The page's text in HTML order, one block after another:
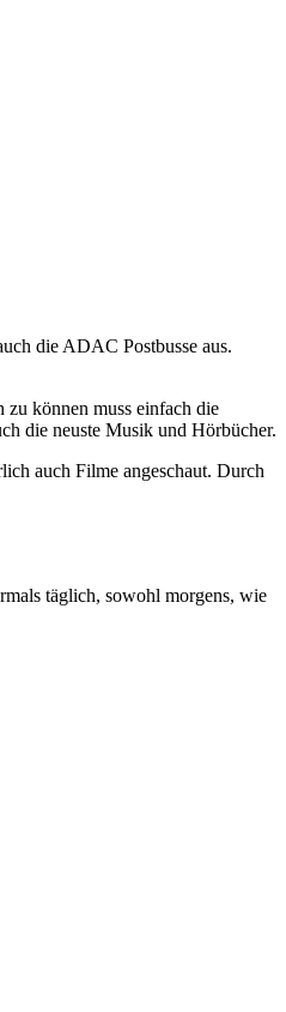
die ADAC Postbusse aus.
zu können muss einfach die
die neuste Musik und Hörbücher.
auch Filme angeschaut. Durch
täglich, sowohl morgens, wie